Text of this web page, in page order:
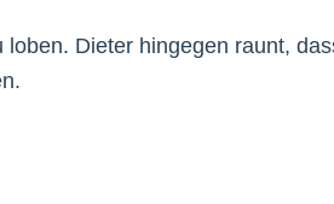
Dieter hingegen raunt,